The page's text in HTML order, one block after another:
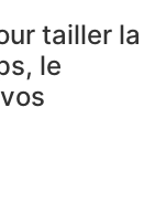
tailler la
le